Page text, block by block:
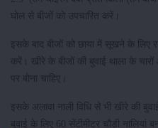
घोल से बीजों को उपचारित करें।
इसके बाद बीजों को छाया में सूखने के
करें। खीरे के बीजों की बुवाई थाला के
पर बोना चाहिए।
इसके अलावा नाली विधि से भी खीरे की
बुवाई के लिए 60 सेंटीमीटर चौड़ी